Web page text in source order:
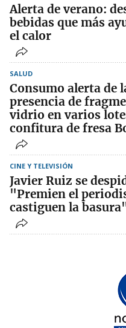
Alerta de verano:
bebidas que más
el calor
SALUD
Consumo alerta de
presencia de
vidrio en varios
confitura de fresa
CINE Y TELEVISIÓN
Javier Ruiz se
"Premien el
castiguen la